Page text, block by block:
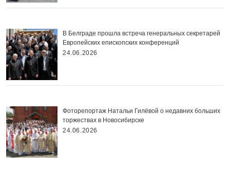
В Белграде прошла встреча генеральных секретарей
Европейских епископских конференций
24.06.2026
Фоторепортаж Натальи Гилёвой о недавних больших
торжествах в Новосибирске
24.06.2026